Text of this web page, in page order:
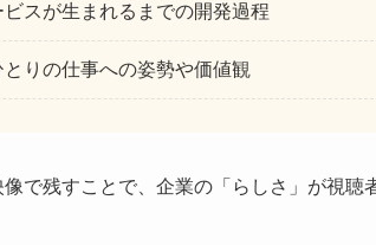
スが生まれるまでの開発過程
りの仕事への姿勢や価値観
で残すことで、企業の「らしさ」が視聴